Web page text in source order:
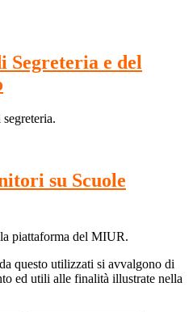
Segreteria e del
su Scuole
piattaforma del MIUR.
questo utilizzati si avvalgono di
ed utili alle finalità illustrate nella